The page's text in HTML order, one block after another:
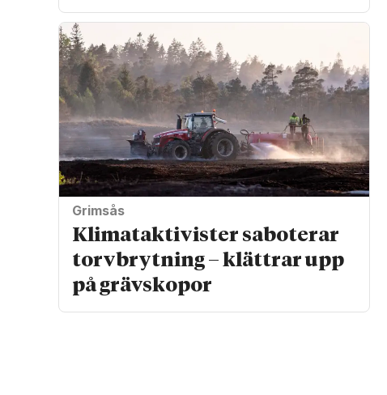
Grimsås
Klimat­aktivister saboterar
torv­brytning – klättrar upp
på gräv­skopor